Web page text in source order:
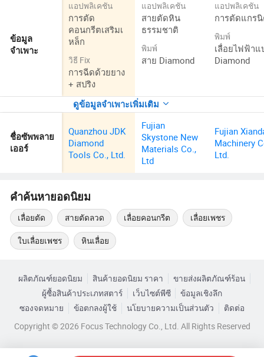
ข้อมูล
จำเพาะ
แอปพลิเคชัน
การตัด
คอนกรีตเสริมเ
หล็ก
วิธี Fix
การฉีดด้วยยาง
+ สปริง
แอปพลิเคชัน
สายตัดหิน
ธรรมชาติ
พิมพ์
สาย Diamond
แอปพลิเคชัน
การตัดแกร
พิมพ์
เลื่อยไฟฟ้าแ
Diamond
ดูข้อมูลจำเพาะเพิ่มเติม
ชื่อซัพพลาย
เออร์
Quanzhou JDK
Diamond
Tools Co., Ltd.
Fujian
Skystone New
Materials Co.,
Ltd
Fujian
Machinery
Ltd.
คำค้นหายอดนิยม
เลื่อยตัด สายตัดลวด เลื่อยคอนกรีต เลื่อยเพชร
ใบเลื่อยเพชร หินเลื่อย
ผลิตภัณฑ์ยอดนิยม สินค้ายอดนิยม ราคา
ขายส่งผลิตภัณฑ์ร้อน
ผู้ซื้อสินค้าประเภทสตาร์
เว็บไซต์พีซี
ข้อมูลเชิงลึก
ซองจดหมาย
ข้อตกลงผู้ใช้ นโยบายความเป็นส่วนตัว
ติดต่อ
Copyright © 2026 Focus Technology Co., Ltd. All Rights Reserved